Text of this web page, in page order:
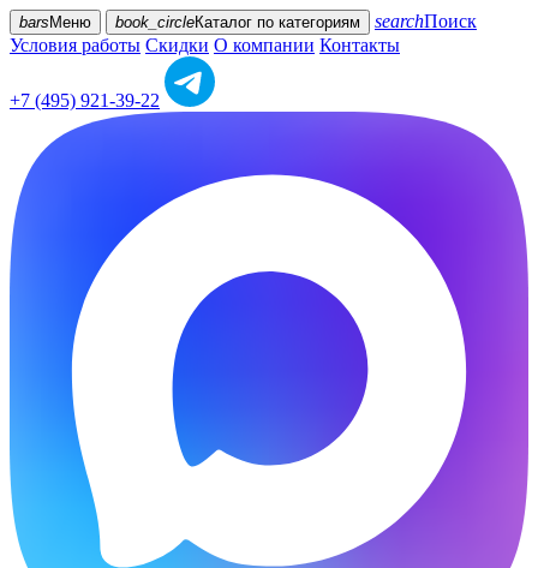
bars Меню book_circleКаталог по категориям searchПоиск
Условия работы Скидки О компании Контакты
+7 (495) 921-39-22